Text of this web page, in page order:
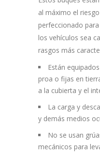
al máximo el
perfeccionado
los vehículos sea
rasgos más
Están
proa o fijas en
a la cubierta y el
La carga y
y demás medios
No se usan
mecánicos para